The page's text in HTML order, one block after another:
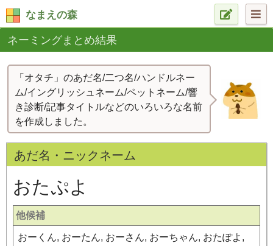
なまえの森
ネーミングまとめ結果
「オタチ」のあだ名/二つ名/ハンドルネー
ム/イングリッシュネーム/ペットネーム/響
き診断/記事タイトルなどのいろいろな名前
を作成しました。
あだ名・ニックネーム
おたぷよ
他候補
おーくん, おーたん, おーさん, おーちゃん, おたぽよ,